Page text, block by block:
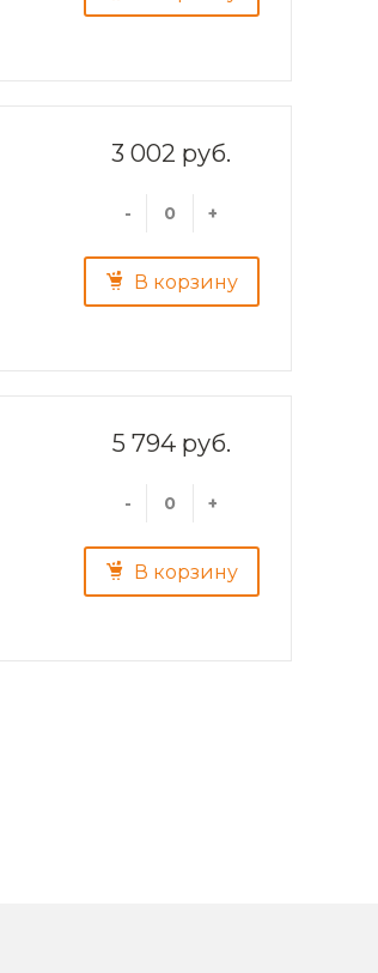
3 002 руб.
- +
В корзину
5 794 руб.
- +
В корзину